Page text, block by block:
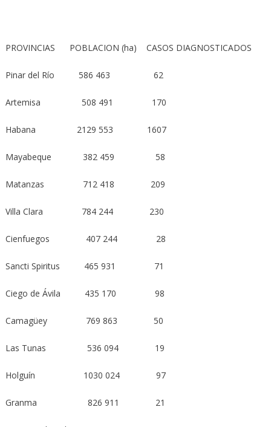
PROVINCIAS POBLACION (ha) CASOS DIAGNOSTICADOS
Pinar del Río 586 463 62
Artemisa 508 491 170
Habana 2129 553 1607
Mayabeque 382 459 58
Matanzas 712 418 209
Villa Clara 784 244 230
Cienfuegos 407 244 28
Sancti Spiritus 465 931 71
Ciego de Ávila 435 170 98
Camagüey 769 863 50
Las Tunas 536 094 19
Holguín 1030 024 97
Granma 826 911 21